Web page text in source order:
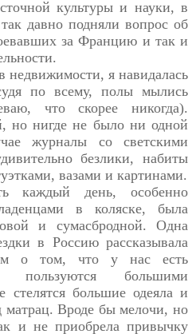
культуры и науки, в
давно подняли вопрос об
за Францию и так и
недвижимости, я навидалась
по всему, полы мылись
что скорее никогда).
но нигде не было ни одной
журналы со светскими
безлики, набиты
вазами и картинами.
каждый день, особенно
в коляске, была
и сумасбродной. Одна
в Россию рассказывала
о том, что у нас есть
пользуются большими
стелятся большие одеяла и
матрац. Вроде бы мелочи, но
и не приобрела привычку